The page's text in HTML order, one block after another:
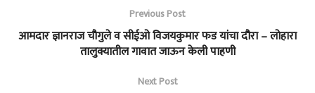
Previous Post
आमदार ज्ञानराज चौगुले व सीईओ विजयकुमार फड यांचा दौरा – लोहारा
तालुक्यातील गावात जाऊन केली पाहणी
Next Post